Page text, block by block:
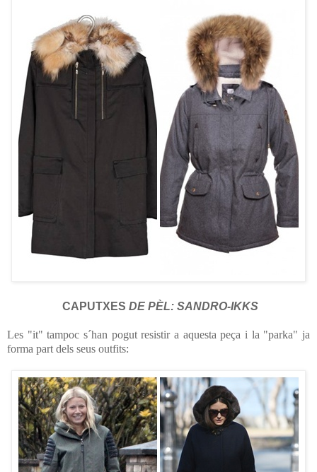
CAPUTXES DE PÈL: SANDRO-IKKS
Les "it" tampoc s´han pogut resistir a aquesta peça i la "parka" ja
forma part dels seus outfits: